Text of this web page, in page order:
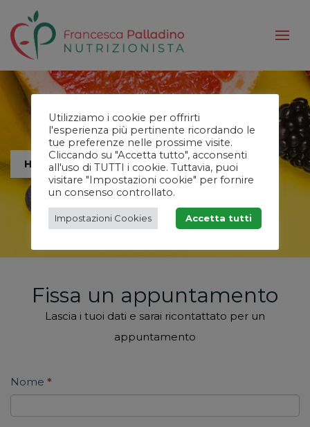
HOME
Fissa un appuntamento
Lascia i tuoi dati e sarai ricontattato per un
appuntamento
Form
Nome *
Utilizziamo i cookie per offrirti
l'esperienza più pertinente ricordando le
tue preferenze nelle prossime visite.
Cliccando su "Accetta tutto", acconsenti
all'uso di TUTTI i cookie. Tuttavia, puoi
visitare "Impostazioni cookie" per fornire
un consenso controllato.
Impostazioni Cookies Accetta tutti